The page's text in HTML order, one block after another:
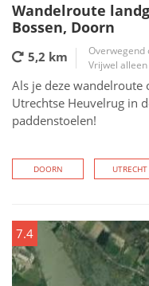
Wandelroute
Bossen, Doorn
5,2 km
Overwegend
Vrijwel
Als je deze wandelroute
Utrechtse Heuvelrug in
paddenstoelen!
DOORN UTRECHT
7.4